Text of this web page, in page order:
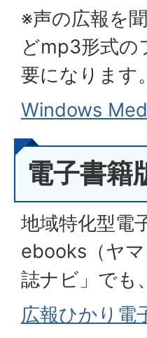
※声の広報を
どmp3形式の
要になります。
Windows
電子書籍
地域特化型電
ebooks（ヤ
誌ナビ」でも
広報ひかり電